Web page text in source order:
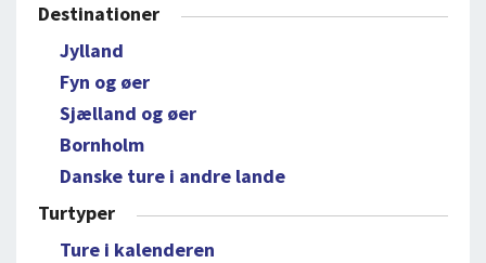
Destinationer
Jylland
Fyn og øer
Sjælland og øer
Bornholm
Danske ture i andre lande
Turtyper
Ture i kalenderen